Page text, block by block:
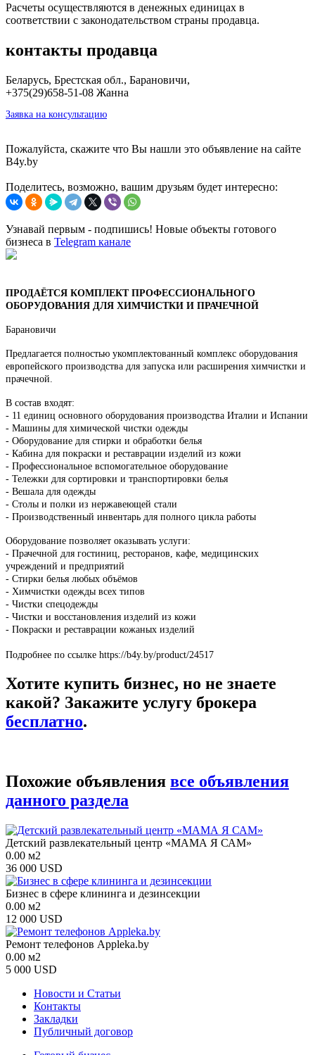
Расчеты осуществляются в денежных единицах в
соответствии с законодательством страны продавца.
контакты продавца
Беларусь, Брестская обл., Барановичи,
+375(29)658-51-08 Жанна
Заявка на консультацию
Пожалуйста, скажите что Вы нашли это объявление на сайте
B4y.by
Поделитесь, возможно, вашим друзьям будет интересно:
Узнавай первым - подпишись! Новые объекты готового
бизнеса в Telegram канале
ПРОДАЁТСЯ КОМПЛЕКТ ПРОФЕССИОНАЛЬНОГО
ОБОРУДОВАНИЯ ДЛЯ ХИМЧИСТКИ И ПРАЧЕЧНОЙ
Барановичи
Предлагается полностью укомплектованный комплекс оборудования
европейского производства для запуска или расширения химчистки и
прачечной.
В состав входят:
- 11 единиц основного оборудования производства Италии и Испании
- Машины для химической чистки одежды
- Оборудование для стирки и обработки белья
- Кабина для покраски и реставрации изделий из кожи
- Профессиональное вспомогательное оборудование
- Тележки для сортировки и транспортировки белья
- Вешала для одежды
- Столы и полки из нержавеющей стали
- Производственный инвентарь для полного цикла работы
Оборудование позволяет оказывать услуги:
- Прачечной для гостиниц, ресторанов, кафе, медицинских
учреждений и предприятий
- Стирки белья любых объёмов
- Химчистки одежды всех типов
- Чистки спецодежды
- Чистки и восстановления изделий из кожи
- Покраски и реставрации кожаных изделий
Подробнее по ссылке https://b4y.by/product/24517
Хотите купить бизнес, но не знаете
какой? Закажите услугу брокера
бесплатно.
Похожие объявления все объявления
данного раздела
Детский развлекательный центр «МАМА Я САМ»
0.00 м2
36 000 USD
Бизнес в сфере клининга и дезинсекции
0.00 м2
12 000 USD
Ремонт телефонов Appleka.by
0.00 м2
5 000 USD
Новости и Статьи
Контакты
Закладки
Публичный договор